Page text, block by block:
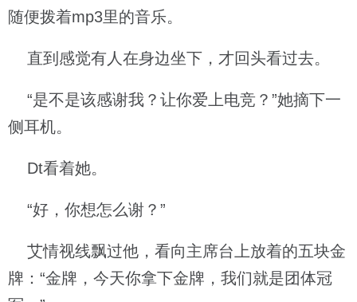
随便拨着mp3里的音乐。
直到感觉有人在身边坐下，才回头看过去。
“是不是该感谢我？让你爱上电竞？”她摘下一
侧耳机。
Dt看着她。
“好，你想怎么谢？”
艾情视线飘过他，看向主席台上放着的五块金
牌：“金牌，今天你拿下金牌，我们就是团体冠